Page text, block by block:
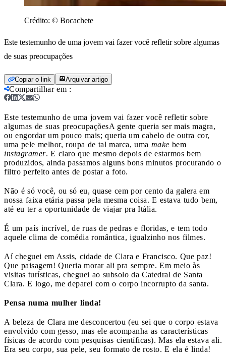
Crédito: © Bocachete
Este testemunho de uma jovem vai fazer você refletir sobre algumas
de suas preocupações
Copiar o link Arquivar artigo
Compartilhar em :
Este testemunho de uma jovem vai fazer você refletir sobre
algumas de suas preocupaçõesA gente queria ser mais magra,
ou engordar um pouco mais; queria um cabelo de outra cor,
uma pele melhor, roupa de tal marca, uma make bem
instagramer. E claro que mesmo depois de estarmos bem
produzidos, ainda passamos alguns bons minutos procurando o
filtro perfeito antes de postar a foto.
Não é só você, ou só eu, quase cem por cento da galera em
nossa faixa etária passa pela mesma coisa. E estava tudo bem,
até eu ter a oportunidade de viajar pra Itália.
É um país incrível, de ruas de pedras e floridas, e tem todo
aquele clima de comédia romântica, igualzinho nos filmes.
Aí cheguei em Assis, cidade de Clara e Francisco. Que paz!
Que paisagem! Queria morar ali pra sempre. Em meio às
visitas turísticas, cheguei ao subsolo da Catedral de Santa
Clara. E logo, me deparei com o corpo incorrupto da santa.
Pensa numa mulher linda!
A beleza de Clara me desconcertou (eu sei que o corpo estava
envolvido com gesso, mas ele acompanha as características
físicas de acordo com pesquisas científicas). Mas ela estava ali.
Era seu corpo, sua pele, seu formato de rosto. E ela é linda!